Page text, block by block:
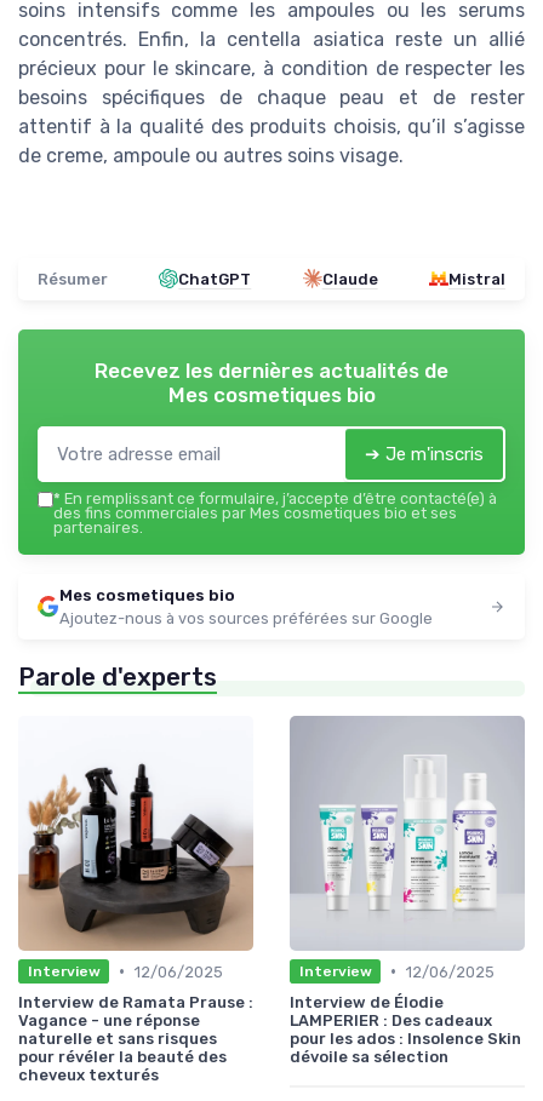
soins intensifs comme les ampoules ou les serums
concentrés. Enfin, la centella asiatica reste un allié
précieux pour le skincare, à condition de respecter les
besoins spécifiques de chaque peau et de rester
attentif à la qualité des produits choisis, qu’il s’agisse
de creme, ampoule ou autres soins visage.
Résumer ChatGPT Claude Mistral
Recevez les dernières actualités de
Mes cosmetiques bio
➔ Je m'inscris
* En remplissant ce formulaire, j’accepte d’être contacté(e) à
des fins commerciales par Mes cosmetiques bio et ses
partenaires.
Mes cosmetiques bio
Ajoutez-nous à vos sources préférées sur Google
Parole d'experts
Interview • 12/06/2025
Interview de Ramata Prause :
Vagance - une réponse
naturelle et sans risques
pour révéler la beauté des
cheveux texturés
Interview • 12/06/2025
Interview de Élodie
LAMPERIER : Des cadeaux
pour les ados : Insolence Skin
dévoile sa sélection